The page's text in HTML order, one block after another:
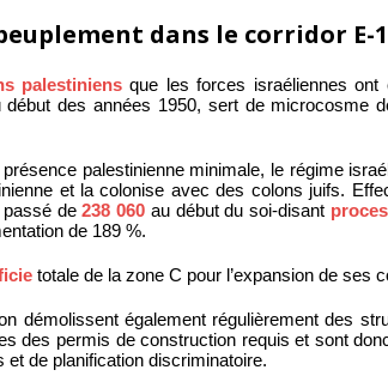
dans le corridor E-1
palestiniens que les forces israéliennes ont
des années 1950, sert de microcosme
palestinienne minimale, le régime
et la colonise avec des colons juifs.
passé de238 060 au début du soi-disant
de 189 %.
totale de la zone C pour l’expansion de ses
démolissent également régulièrement des
des permis de construction requis et sont
de planification discriminatoire.